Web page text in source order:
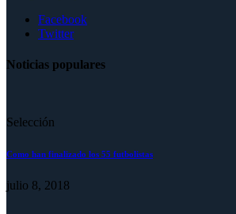
Facebook
Twitter
Noticias populares
Selección
Como han finalizado los 55 futbolistas
julio 8, 2018